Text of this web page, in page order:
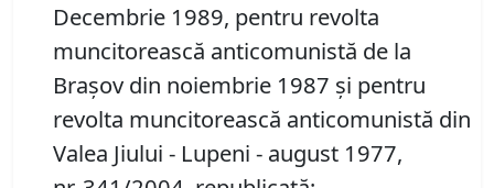
Decembrie 1989, pentru revolta
muncitorească anticomunistă de la
Braşov din noiembrie 1987 şi pentru
revolta muncitorească anticomunistă din
Valea Jiului - Lupeni - august 1977,